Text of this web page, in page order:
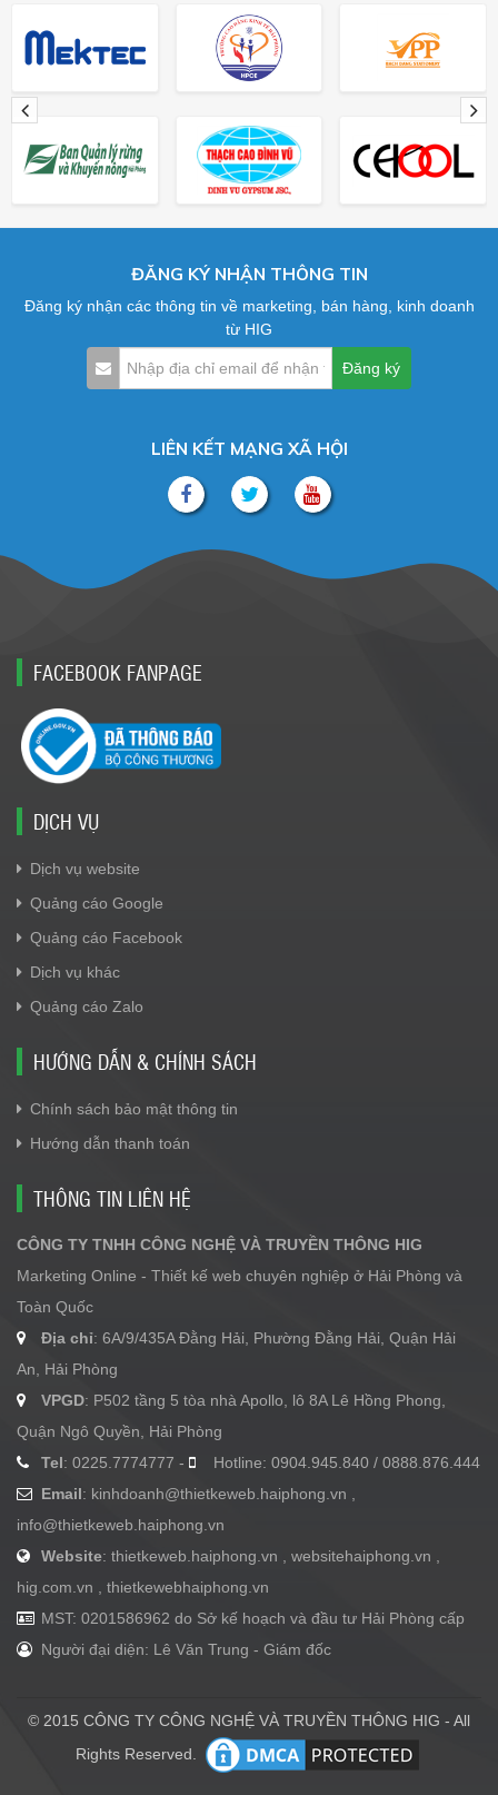
ĐĂNG KÝ NHẬN THÔNG TIN
Đăng ký nhận các thông tin về marketing, bán hàng, kinh doanh
từ HIG
LIÊN KẾT MẠNG XÃ HỘI
FACEBOOK FANPAGE
DỊCH VỤ
Dịch vụ website
Quảng cáo Google
Quảng cáo Facebook
Dịch vụ khác
Quảng cáo Zalo
HƯỚNG DẪN & CHÍNH SÁCH
Chính sách bảo mật thông tin
Hướng dẫn thanh toán
THÔNG TIN LIÊN HỆ
CÔNG TY TNHH CÔNG NGHỆ VÀ TRUYỀN THÔNG HIG
Marketing Online - Thiết kế web chuyên nghiệp ở Hải Phòng và
Toàn Quốc
Địa chỉ: 6A/9/435A Đằng Hải, Phường Đằng Hải, Quận Hải
An, Hải Phòng
VPGD: P502 tầng 5 tòa nhà Apollo, lô 8A Lê Hồng Phong,
Quận Ngô Quyền, Hải Phòng
Tel: 0225.7774777 -
Hotline: 0904.945.840 / 0888.876.444
Email: kinhdoanh@thietkeweb.haiphong.vn ,
info@thietkeweb.haiphong.vn
Website: thietkeweb.haiphong.vn , websitehaiphong.vn ,
hig.com.vn , thietkewebhaiphong.vn
MST: 0201586962 do Sở kế hoạch và đầu tư Hải Phòng cấp
Người đại diện: Lê Văn Trung - Giám đốc
© 2015 CÔNG TY CÔNG NGHỆ VÀ TRUYỀN THÔNG HIG - All
Rights Reserved.